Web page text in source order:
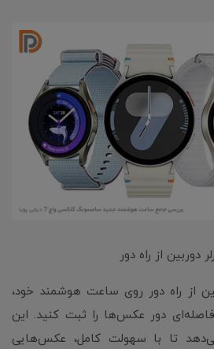
دوربین از راه دور
از راه دور روی ساعت هوشمند خود،
دور عکس‌ها را ثبت کنید. این
تا با سهولت کامل، عکس‌هایی